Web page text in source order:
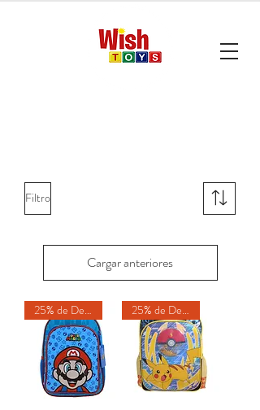
Filtro
Cargar anteriores
25% de Descuento 25% de Descuento